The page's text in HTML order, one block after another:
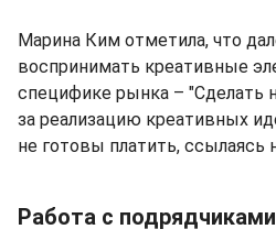
Марина Ким отметила, что
воспринимать креативные
специфике рынка – "Сделать
за реализацию креативных
не готовы платить, ссылаясь
Работа с подрядчиками